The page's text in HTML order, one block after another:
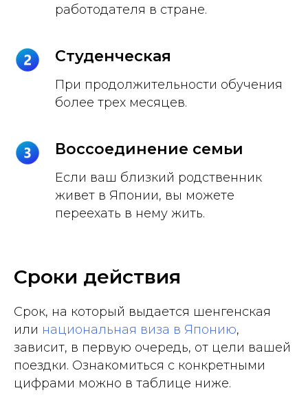
работодателя в стране.
Студенческая
При продолжительности обучения
более трех месяцев.
Воссоединение семьи
Если ваш близкий родственник
живет в Японии, вы можете
переехать в нему жить.
Сроки действия
Срок, на который выдается шенгенская
или национальная виза в Японию,
зависит, в первую очередь, от цели вашей
поездки. Ознакомиться с конкретными
цифрами можно в таблице ниже.